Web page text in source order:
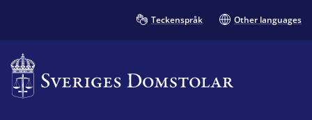
Teckenspråk Other languages